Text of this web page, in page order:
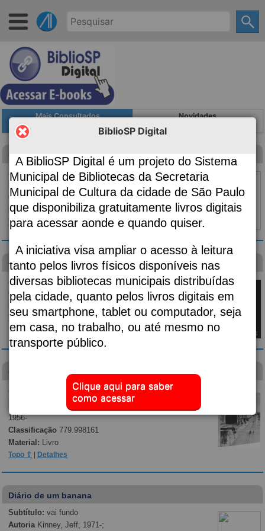
BiblioSP Digital
A BiblioSP Digital é um projeto do Sistema
Municipal de Bibliotecas da Secretaria
Municipal de Cultura da cidade de São Paulo
que disponibiliza gratuitamente livros digitais
para acessar aonde e quando quiser.
A iniciativa visa ampliar o acesso à leitura
tanto pelos livros físicos disponíveis nas
diversas bibliotecas municipais distribuídas
pela cidade, quanto pelos livros digitais em
seu smartphone, tablet ou computador, seja
em casa, no trabalho, ou até mesmo no
transporte público.
Clique aqui para saber
como acessar
Mais Consultados Novidades
Canção para ninar menino grande
Autoria
Evaristo, Conceição, 1946-;
2ª edição
Classificação 869.34
Material:Livro
Topo ⇧|Detalhes
visão das plantas
AutoriaAlmeida, Djaimilia Pereira de, 1982-;
Classificaçãop869.35
Material:
Topo ⇧ |Detalhes
Guilherme Gaensly
Kossoy, Boris, 1941-; Gaensly, Guilherme,
1843-1928.; Museu da Cidade de São Paulo;
Fernandes Junior, Rubens, 1949-; Segawa, Hugo,
1956-
Classificação779.998161
Material:
Livro
Topo ⇧ Detalhes
Diário de um banana
Subtítulo: vai fundo
Autoria Kinney, Jeff, 1971-;